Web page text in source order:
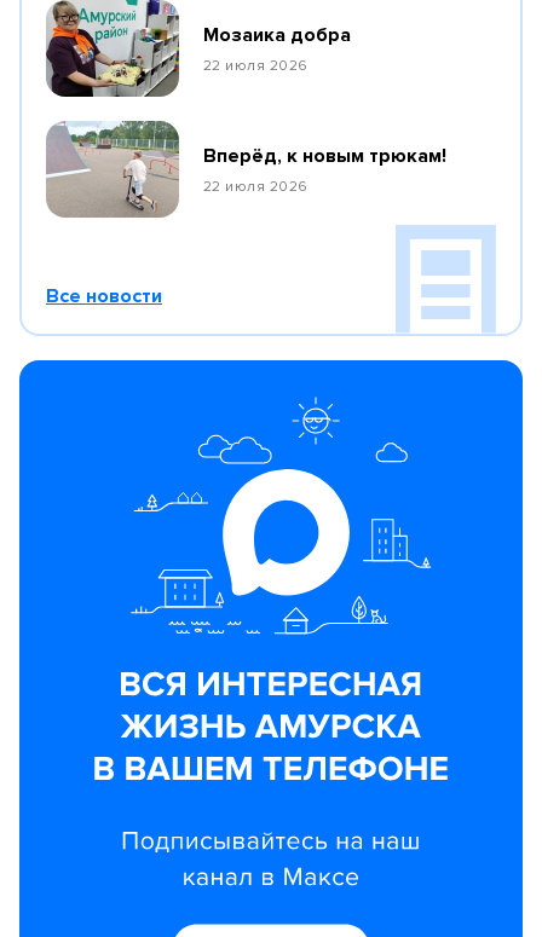
Мозаика добра
22 июля 2026
Вперёд, к новым трюкам!
22 июля 2026
Все новости